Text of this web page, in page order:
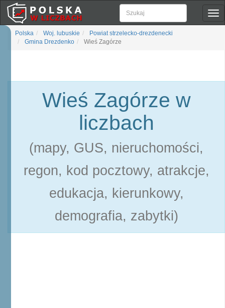
Polska Woj. lubuskie
Powiat strzelecko-drezdenecki
Gmina Drezdenko
Wieś Zagórze
Wieś Zagórze w
liczbach
(mapy, GUS, nieruchomości,
regon, kod pocztowy, atrakcje,
edukacja, kierunkowy,
demografia, zabytki)